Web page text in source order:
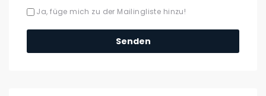
Ja, füge mich zu der Mailingliste hinzu!